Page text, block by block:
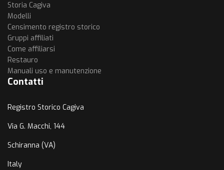
Storia Cagiva
Modelli
Censimento registro storico
Gruppi affiliati
Come affiliarsi
Restauro
Manuali uso e manutenzione
Contatti
Registro Storico Cagiva
Via G. Macchi, 144
Schiranna (VA)
Italy